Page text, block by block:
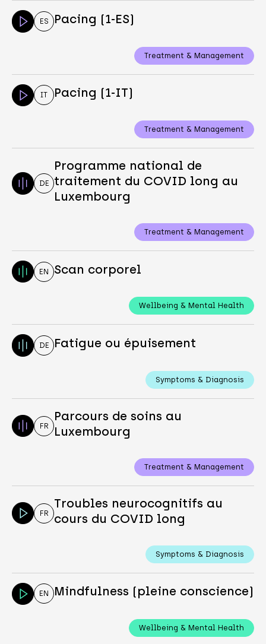
ES Pacing (1-ES)
Treatment & Management
IT Pacing (1-IT)
Treatment & Management
DE
Programme national de
traitement du COVID long au
Luxembourg
Treatment & Management
EN Scan corporel
Wellbeing & Mental Health
DE Fatigue ou épuisement
Symptoms & Diagnosis
FR
Parcours de soins au
Luxembourg
Treatment & Management
FR
Troubles neurocognitifs au
cours du COVID long
Symptoms & Diagnosis
EN Mindfulness (pleine conscience)
Wellbeing & Mental Health